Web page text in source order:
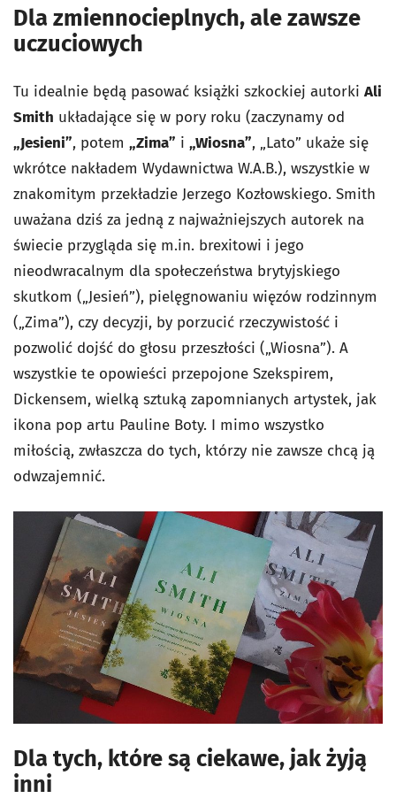
Dla zmiennocieplnych, ale zawsze
uczuciowych
Tu idealnie będą pasować książki szkockiej autorki Ali
Smith układające się w pory roku (zaczynamy od
„Jesieni”, potem „Zima” i „Wiosna”, „Lato” ukaże się
wkrótce nakładem Wydawnictwa W.A.B.), wszystkie w
znakomitym przekładzie Jerzego Kozłowskiego. Smith
uważana dziś za jedną z najważniejszych autorek na
świecie przygląda się m.in. brexitowi i jego
nieodwracalnym dla społeczeństwa brytyjskiego
skutkom („Jesień”), pielęgnowaniu więzów rodzinnym
(„Zima”), czy decyzji, by porzucić rzeczywistość i
pozwolić dojść do głosu przeszłości („Wiosna”). A
wszystkie te opowieści przepojone Szekspirem,
Dickensem, wielką sztuką zapomnianych artystek, jak
ikona pop artu Pauline Boty. I mimo wszystko
miłością, zwłaszcza do tych, którzy nie zawsze chcą ją
odwzajemnić.
Dla tych, które są ciekawe, jak żyją
inni